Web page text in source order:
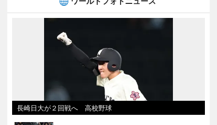
長崎日大が２回戦へ 高校野球